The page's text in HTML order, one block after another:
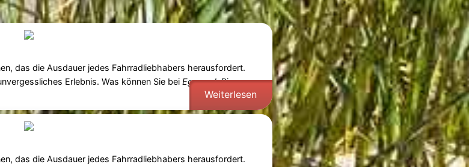
das die Ausdauer jedes Fahrradliebhabers herausfordert.
Erlebnis. Was können Sie bei Egmond-Pier-
Weiterlesen
das die Ausdauer jedes Fahrradliebhabers herausfordert.